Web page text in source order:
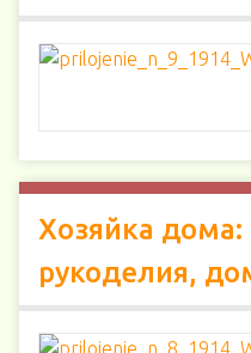
Хозяйка
рукоделия,